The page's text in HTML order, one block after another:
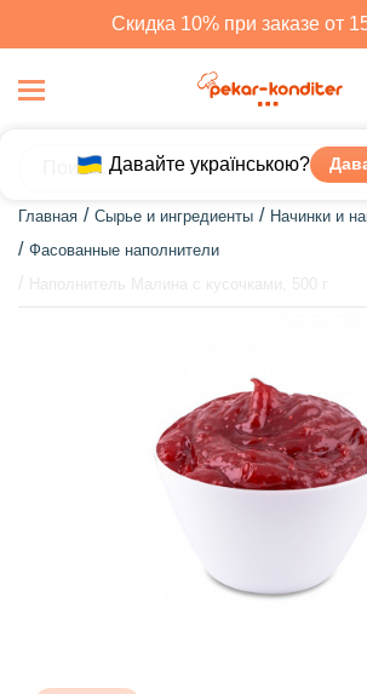
Скидка 10% при заказе от
Давайте українською?
Главная Сырье и ингредиенты
Начинки и
Фасованные наполнители